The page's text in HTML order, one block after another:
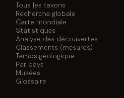
Tous les taxons
Recherche globale
Carte mondiale
Statistiques
Analyse des découvertes
Classements (mesures)
Temps géologique
Par pays
Musées
Glossaire